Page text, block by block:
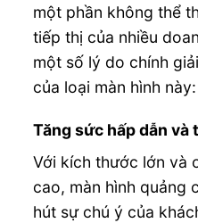
một phần không thể
tiếp thị của nhiều
một số lý do chính
của loại màn hình này:
Tăng sức hấp dẫn và
Với kích thước lớn và
cao, màn hình quảng
hút sự chú ý của